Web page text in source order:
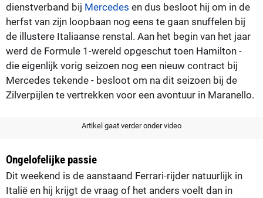
dienstverband bij Mercedes en dus besloot hij om in de
herfst van zijn loopbaan nog eens te gaan snuffelen bij
de illustere Italiaanse renstal. Aan het begin van het jaar
werd de Formule 1-wereld opgeschut toen Hamilton -
die eigenlijk vorig seizoen nog een nieuw contract bij
Mercedes tekende - besloot om na dit seizoen bij de
Zilverpijlen te vertrekken voor een avontuur in Maranello.
Artikel gaat verder onder video
Ongelofelijke passie
Dit weekend is de aanstaand Ferrari-rijder natuurlijk in
Italië en hij krijgt de vraag of het anders voelt dan in